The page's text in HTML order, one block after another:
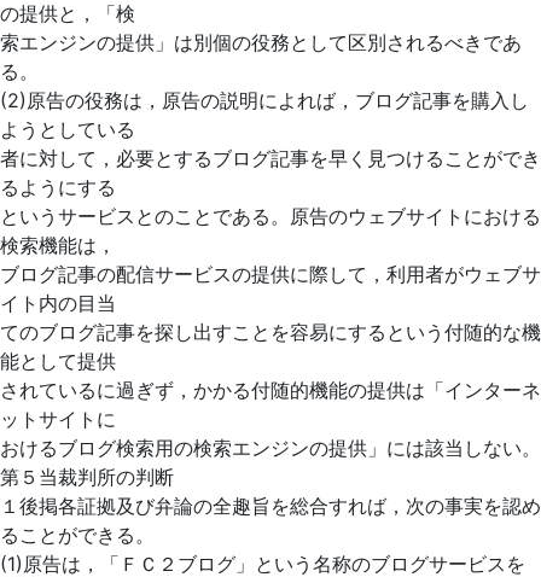
の提供と，「検
索エンジンの提供」は別個の役務として区別されるべきであ
る。
(2)原告の役務は，原告の説明によれば，ブログ記事を購入し
ようとしている
者に対して，必要とするブログ記事を早く見つけることができ
るようにする
というサービスとのことである。原告のウェブサイトにおける
検索機能は，
ブログ記事の配信サービスの提供に際して，利用者がウェブサ
イト内の目当
てのブログ記事を探し出すことを容易にするという付随的な機
能として提供
されているに過ぎず，かかる付随的機能の提供は「インターネ
ットサイトに
おけるブログ検索用の検索エンジンの提供」には該当しない。
第５当裁判所の判断
１後掲各証拠及び弁論の全趣旨を総合すれば，次の事実を認め
ることができる。
(1)原告は，「ＦＣ２ブログ」という名称のブログサービスを